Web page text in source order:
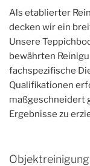
Als etablierter
decken wir ein
Unsere
bewährten
fachspezifische
Qualifikationen
maßgeschneidert
Ergebnisse zu